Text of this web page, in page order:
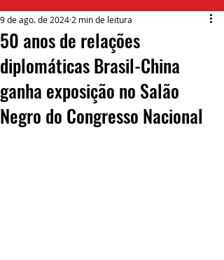
50 anos de relações
diplomáticas Brasil-China
ganha exposição no Salão
Negro do Congresso Nacional
9 de ago. de 2024 2 min de leitura